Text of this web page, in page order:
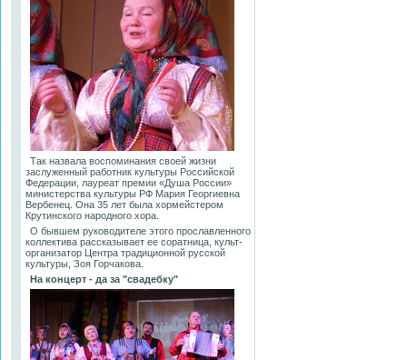
Так назвала воспоминания своей жизни
заслуженный работник культуры Российской
Федерации, лауреат премии «Душа России»
министерства культуры РФ Мария Георгиевна
Вербенец. Она 35 лет была хормейстером
Крутинского народного хора.
О бывшем руководителе этого прославленного
коллектива рассказывает ее соратница, культ-
организатор Центра традиционной русской
культуры, Зоя Горчакова.
На концерт - да за "свадебку"